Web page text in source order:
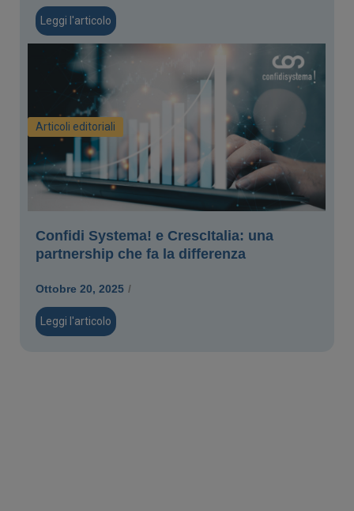
Leggi l'articolo
Articoli editoriali
Confidi Systema! e CrescItalia: una
partnership che fa la differenza
Ottobre 20, 2025 /
Leggi l'articolo